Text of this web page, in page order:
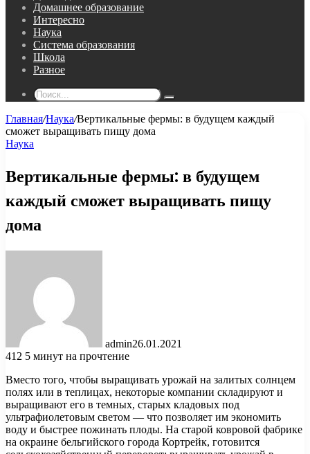
Домашнее образование
Интересно
Наука
Система образования
Школа
Разное
Поиск...
Главная/Наука/Вертикальные фермы: в будущем каждый
сможет выращивать пищу дома
Наука
Вертикальные фермы: в будущем
каждый сможет выращивать пищу
дома
admin26.01.2021
412 5 минут на прочтение
Вместо того, чтобы выращивать урожай на залитых солнцем
полях или в теплицах, некоторые компании складируют и
выращивают его в темных, старых кладовых под
ультрафиолетовым светом — что позволяет им экономить
воду и быстрее пожинать плоды. На старой ковровой фабрике
на окраине бельгийского города Кортрейк, готовится